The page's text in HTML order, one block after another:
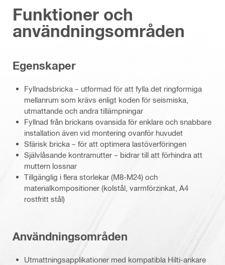
Funktioner och
användningsområden
Egenskaper
Fyllnadsbricka – utformad för att fylla det ringformiga
mellanrum som krävs enligt koden för seismiska,
utmattande och andra tillämpningar
Fyllnad från brickans ovansida för enklare och snabbare
installation även vid montering ovanför huvudet
Sfärisk bricka – för att optimera lastöverföringen
Självlåsande kontramutter – bidrar till att förhindra att
muttern lossnar
Tillgänglig i flera storlekar (M8-M24) och
materialkompositioner (kolstål, varmförzinkat, A4
rostfritt stål)
Användningsområden
Utmattningsapplikationer med kompatibla Hilti-ankare